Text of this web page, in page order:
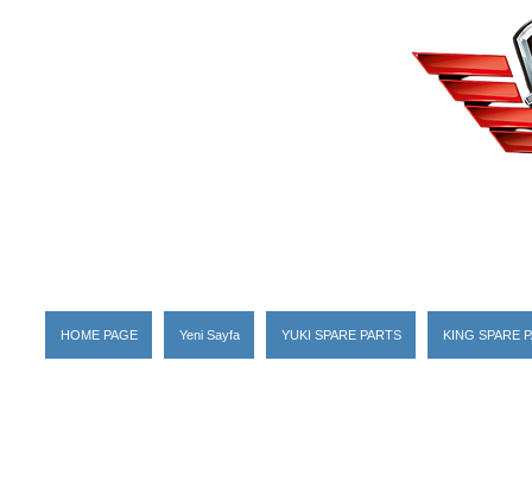
HOME PAGE Yeni Sayfa YUKI SPARE PARTS KING SPARE